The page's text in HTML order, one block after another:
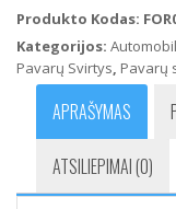
2012-
Pavarų
perjungimo
bėgių,
juoda)
Produkto Kodas:
Kategorijos:
Pavarų Svirtys, Pavarų
APRAŠYMAS
ATSILIEPIMAI (0)